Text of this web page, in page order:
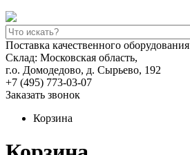
Поставка качественного оборудования
Склад: Московская область,
г.о. Домодедово, д. Сырьево, 192
+7 (495) 773-03-07
Заказать звонок
Корзина